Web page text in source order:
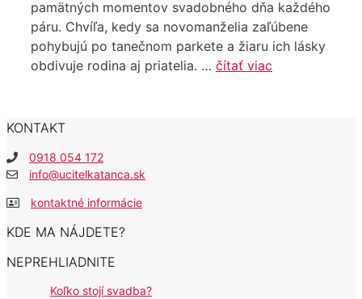
pamätných momentov svadobného dňa každého
páru. Chvíľa, kedy sa novomanželia zaľúbene
pohybujú po tanečnom parkete a žiaru ich lásky
obdivuje rodina aj priatelia. … čítať viac
KONTAKT
0918 054 172
info@ucitelkatanca.sk
kontaktné informácie
KDE MA NÁJDETE?
NEPREHLIADNITE
Koľko stojí svadba?